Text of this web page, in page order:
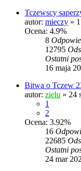
Tczewscy
autor: mieczy »
Ocena: 4.9%
8
12795
Ostatni
16 maja
Bitwa o Tczew
autor: zielu » 24
1
2
Ocena: 3.92%
16
22685
Ostatni
24 mar